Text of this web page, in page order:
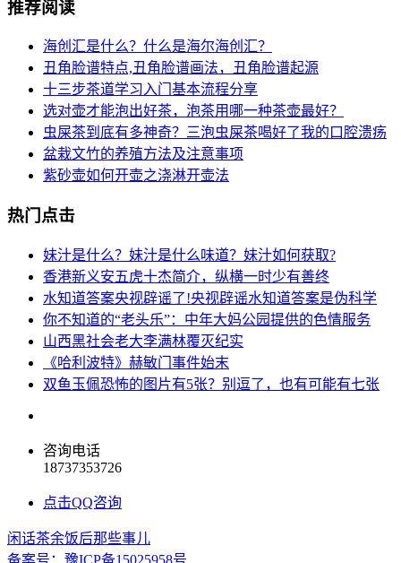
推荐阅读
海创汇是什么？什么是海尔海创汇？
丑角脸谱特点,丑角脸谱画法，丑角脸谱起源
十三步茶道学习入门基本流程分享
选对壶才能泡出好茶，泡茶用哪一种茶壶最好？
虫屎茶到底有多神奇？三泡虫屎茶喝好了我的口腔溃疡
盆栽文竹的养殖方法及注意事项
紫砂壶如何开壶之浇淋开壶法
热门点击
妹汁是什么？妹汁是什么味道？妹汁如何获取?
香港新义安五虎十杰简介，纵横一时少有善终
水知道答案央视辟谣了!央视辟谣水知道答案是伪科学
你不知道的“老头乐”：中年大妈公园提供的色情服务
山西黑社会老大李满林覆灭纪实
《哈利波特》赫敏门事件始末
双鱼玉佩恐怖的图片有5张？别逗了，也有可能有七张
咨询电话
18737353726
点击QQ咨询
闲话茶余饭后那些事儿
备案号：豫ICP备15025958号